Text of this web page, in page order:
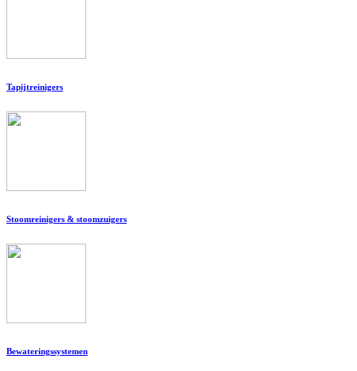
Tapijtreinigers
Stoomreinigers & stoomzuigers
Bewateringssystemen